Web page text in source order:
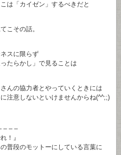
「カイゼン」するべきだと
その話。
スに限らず
らかし」で見ることは
の協力者とやっていくときには
意しないといけませんからね(^^;;)
– – –
！』
段のモットーにしている言葉に